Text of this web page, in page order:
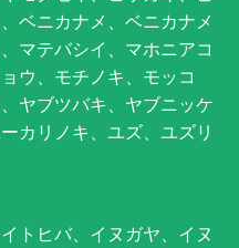
ベニカナメ、ベニカナメ
マテバシイ、マホニアコ
ウ、モチノキ、モッコ
ヤブツバキ、ヤブニッケ
カリノキ、ユズ、ユズリ
トヒバ、イヌガヤ、イヌ